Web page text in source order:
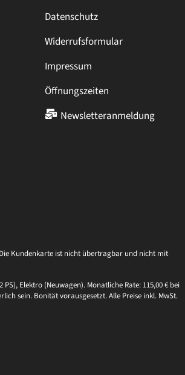
Datenschutz
Widerrufsformular
Impressum
Öffnungszeiten
Newsletteranmeldung
Kundenkarte ist nicht übertragbar und nicht mit
Elektro (Neuwagen). Monatliche Rate: 115,00 € bei
sein. Bonität vorausgesetzt. Alle Preise inkl. MwSt.